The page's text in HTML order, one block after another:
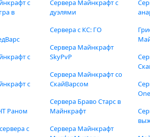
с
в
с
с
Раном
с
Сервера Майнкрафт с
дуэлями
Сервера с КС: ГО
Сервера Майнкрафт
SkyPvP
Сервера Майнкрафт со
СкайВарсом
Сервера Браво Старс в
Майнкрафт
Сервера Майнкрафт